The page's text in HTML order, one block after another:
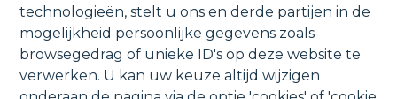
technologieën, stelt u ons en derde partijen in de
mogelijkheid persoonlijke gegevens zoals
browsegedrag of unieke ID's op deze website te
verwerken. U kan uw keuze altijd wijzigen
VERHUURD
Vorige Lijst Volgende